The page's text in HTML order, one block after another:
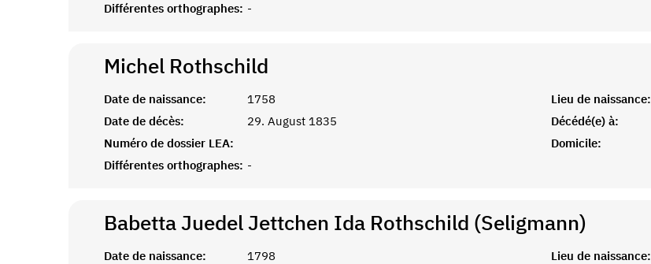
Différentes orthographes: -
Michel Rothschild
Date de naissance: 1758 Lieu de naissance:
Date de décès:
29. August 1835 Décédé(e) à:
Numéro de dossier LEA:
Domicile:
Différentes orthographes: -
Babetta Juedel Jettchen Ida Rothschild (Seligmann)
Date de naissance: 1798 Lieu de naissance: